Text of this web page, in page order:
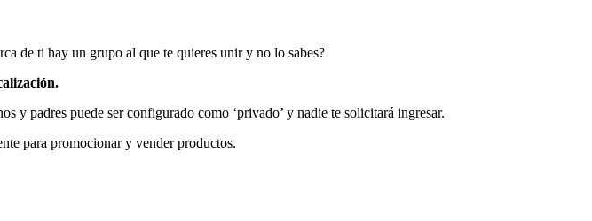
de ti hay un grupo al que te quieres unir y no lo sabes?
y padres puede ser configurado como ‘privado’ y nadie te solicitará ingresar.
para promocionar y vender productos.